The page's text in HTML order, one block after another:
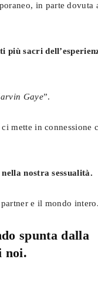
in parte dovuta
più sacri
Gaye”.
ci mette in connessione
nella nostra sessualità.
e il mondo intero.
spunta dalla
noi.